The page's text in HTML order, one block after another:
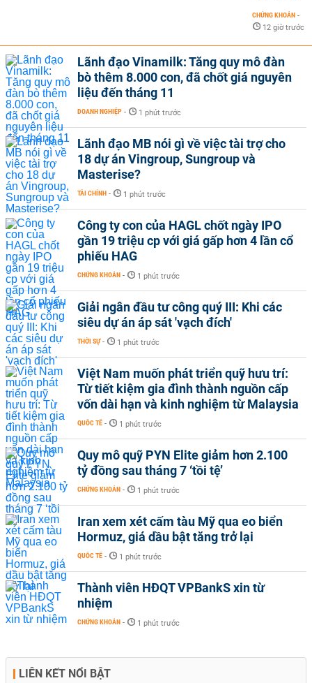
CHỨNG KHOÁN -
12 giờ trước
Lãnh đạo Vinamilk: Tăng quy mô đàn
bò thêm 8.000 con, đã chốt giá nguyên
liệu đến tháng 11
DOANH NGHIỆP - 1 phút trước
Lãnh đạo MB nói gì về việc tài trợ cho
18 dự án Vingroup, Sungroup và
Masterise?
TÀI CHÍNH - 1 phút trước
Công ty con của HAGL chốt ngày IPO
gần 19 triệu cp với giá gấp hơn 4 lần cổ
phiếu HAG
CHỨNG KHOÁN - 1 phút trước
Giải ngân đầu tư công quý III: Khi các
siêu dự án áp sát 'vạch đích'
THỜI SỰ - 1 phút trước
Việt Nam muốn phát triển quỹ hưu trí:
Từ tiết kiệm gia đình thành nguồn cấp
vốn dài hạn và kinh nghiệm từ Malaysia
QUỐC TẾ - 1 phút trước
Quy mô quỹ PYN Elite giảm hơn 2.100
tỷ đồng sau tháng 7 ‘tồi tệ’
CHỨNG KHOÁN - 1 phút trước
Iran xem xét cấm tàu Mỹ qua eo biển
Hormuz, giá dầu bật tăng trở lại
QUỐC TẾ - 1 phút trước
Thành viên HĐQT VPBankS xin từ
nhiệm
CHỨNG KHOÁN - 1 phút trước
LIÊN KẾT NỔI BẬT